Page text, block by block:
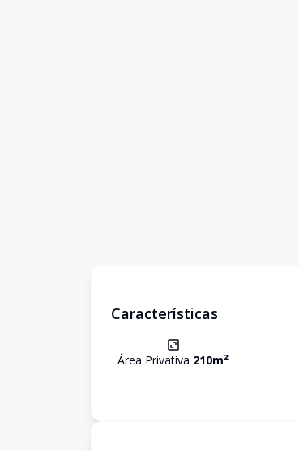
Características
Área Privativa 210m²